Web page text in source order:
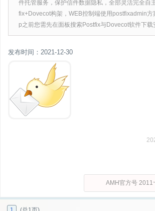
件托管服务，保护信件数据隐私，全部灵活完全自
fix+Dovecot构架，WEB控制端使用postfixadmin方
p之前您需先在面板搜索Postfix与Dovecot软件下载
发布时间：2021-12-30
AMH官方号